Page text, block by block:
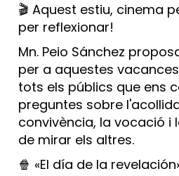
🎬 Aquest estiu, cinema
per reflexionar!
Mn. Peio Sánchez
per a aquestes
tots els públics que ens
preguntes sobre
convivència, la vocació i
de mirar els altres.
🍿 «El día de la